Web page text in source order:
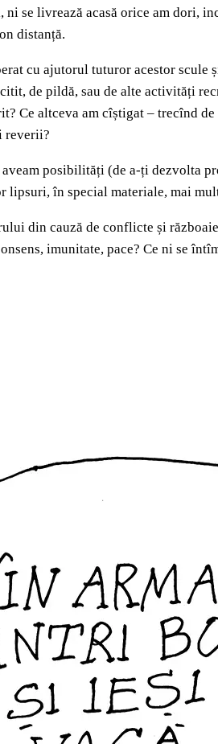
se livrează acasă orice am dori,
distanță.
cu ajutorul tuturor acestor scule
de pildă, sau de alte activități
Ce altceva am cîștigat – trecînd
reverii?
posibilități (de a-ți dezvolta
lipsuri, în special materiale, mai
din cauză de conflicte și
imunitate, pace? Ce ni se